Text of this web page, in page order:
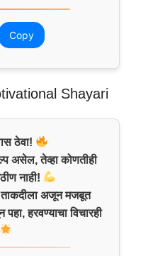
Copy
Shayari
ठेवा!
असेल, तेव्हा कोणतीही
नाही!
अजून मजबूत
हरवण्याचा विचारही